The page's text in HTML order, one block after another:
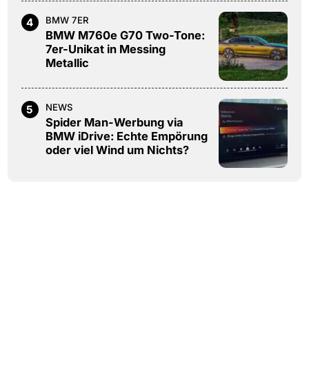
4 BMW 7ER
BMW M760e G70 Two-Tone:
7er-Unikat in Messing
Metallic
5 NEWS
Spider Man-Werbung via
BMW iDrive: Echte Empörung
oder viel Wind um Nichts?